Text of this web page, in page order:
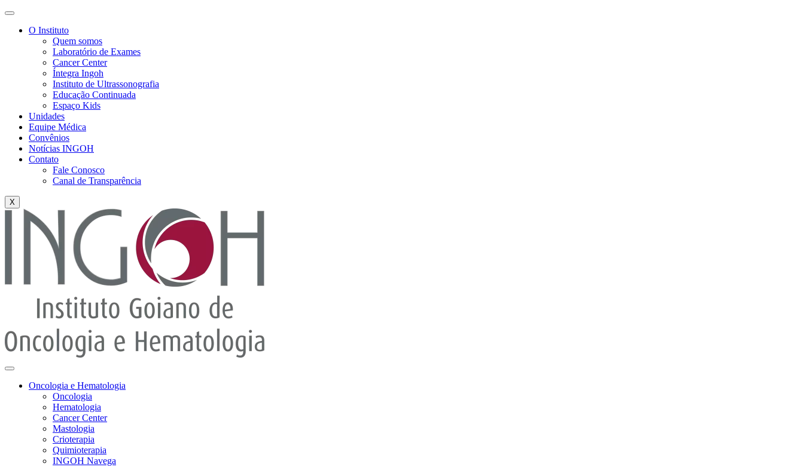
O Instituto
Quem somos
Laboratório de Exames
Cancer Center
Íntegra Ingoh
Instituto de Ultrassonografia
Educação Continuada
Espaço Kids
Unidades
Equipe Médica
Convênios
Notícias INGOH
Contato
Fale Conosco
Canal de Transparência
X
Oncologia e Hematologia
Oncologia
Hematologia
Cancer Center
Mastologia
Crioterapia
Quimioterapia
INGOH Navega